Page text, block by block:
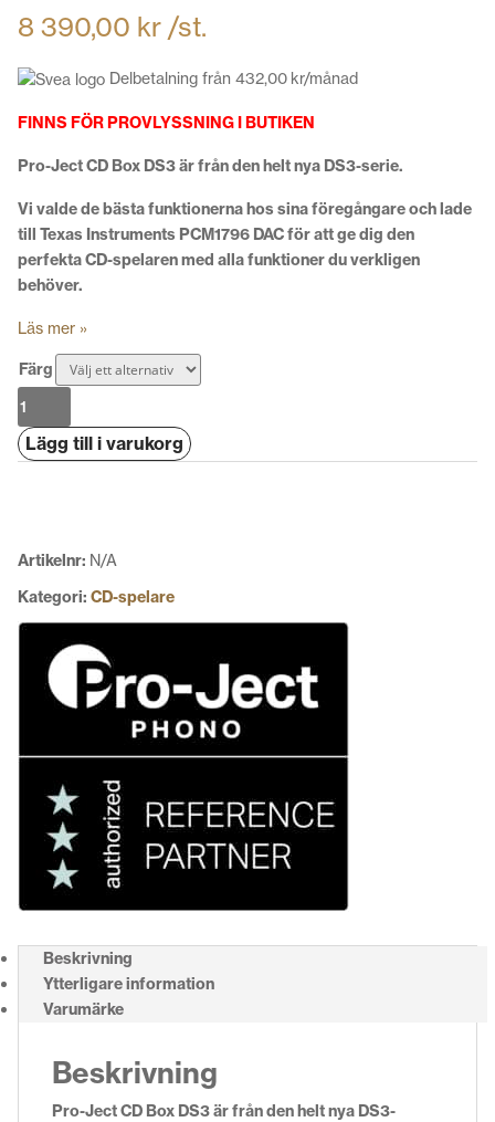
8 390,00 kr /st.
Delbetalning från 432,00 kr/månad
FINNS FÖR PROVLYSSNING I BUTIKEN
Pro-Ject CD Box DS3 är från den helt nya DS3-serie.
Vi valde de bästa funktionerna hos sina föregångare och lade
till Texas Instruments PCM1796 DAC för att ge dig den
perfekta CD-spelaren med alla funktioner du verkligen
behöver.
Läs mer »
Färg
Pro-
Ject
CDLägg till i varukorg
Artikelnr: N/A
Kategori: CD-spelare
Beskrivning
Ytterligare information
Varumärke
Beskrivning
Pro-Ject CD Box DS3 är från den helt nya DS3-